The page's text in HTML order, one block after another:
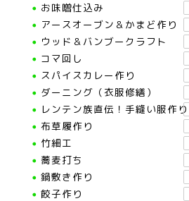
お味噌仕込み
アースオーブン＆かまど作り
ウッド＆バンブークラフト
コマ回し
スパイスカレー作り
ダーニング（衣服修繕）
レンテン族直伝！手縫い服作り
布草履作り
竹細工
蕎麦打ち
鍋敷き作り
餃子作り